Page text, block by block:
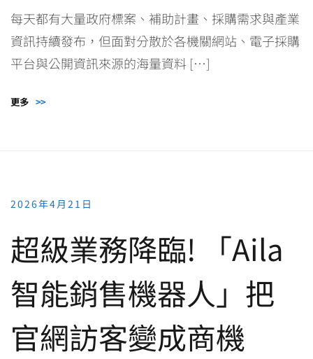
每天都有大量政府標案、補助計畫、採購需求與產業
資訊持續發布，但面對分散於各機關網站、電子採購
平台與公開資訊來源的海量資料 […]
更多 >>
2026年4月21日
超級業務降臨! 「Aila
智能銷售機器人」把
官網訪客變成商機